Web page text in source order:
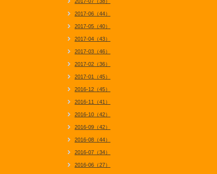
2017-06（44）
2017-05（40）
2017-04（43）
2017-03（46）
2017-02（36）
2017-01（45）
2016-12（45）
2016-11（41）
2016-10（42）
2016-09（42）
2016-08（44）
2016-07（34）
2016-06（27）